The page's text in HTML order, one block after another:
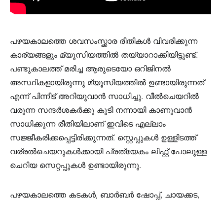
പഴയകാലത്തെ ശവസംസ്ക്കാര രീതികൾ വിവരിക്കുന്ന
കാര്യങ്ങളും മ്യൂസിയത്തിൽ തയ്യാറാക്കിയിട്ടുണ്ട്.
പണ്ടുകാലത്ത് മരിച്ച ആരുടെയോ ഒറിജിനൽ
അസ്ഥികളായിരുന്നു മ്യൂസിയത്തിൽ ഉണ്ടായിരുന്നത്
എന്ന് പിന്നീട് അറിയുവാൻ സാധിച്ചു. വീൽചെയറിൽ
വരുന്ന സന്ദർശകർക്കു കൂടി നന്നായി കാണുവാൻ
സാധിക്കുന്ന രീതിയിലാണ് ഇവിടെ എല്ലാം
സജ്ജീകരിക്കപ്പെട്ടിരിക്കുന്നത്. സ്റ്റെപ്പുകൾ ഉള്ളിടത്ത്
വര്രൽചെയറുകൾക്കായി പ്രത്യേകം ലിഫ്റ്റ് പോലുള്ള
ചെറിയ സെറ്റപ്പുകൾ ഉണ്ടായിരുന്നു.
പഴയകാലത്തെ കടകൾ, ബാർബർ ഷോപ്പ്, ചായക്കട,